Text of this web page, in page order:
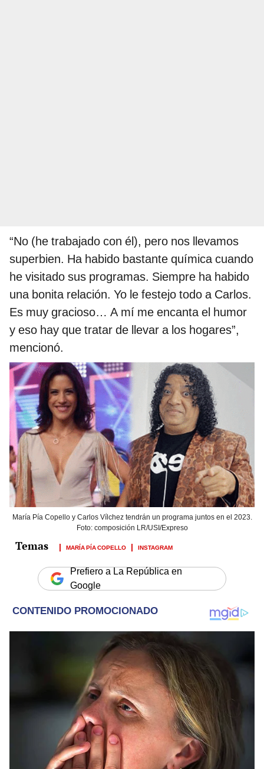
“No (he trabajado con él), pero nos llevamos
superbien. Ha habido bastante química cuando
he visitado sus programas. Siempre ha habido
una bonita relación. Yo le festejo todo a Carlos.
Es muy gracioso… A mí me encanta el humor
y eso hay que tratar de llevar a los hogares”,
mencionó.
María Pía Copello y Carlos Vílchez tendrán un programa juntos en el 2023.
Foto: composición LR/USI/Expreso
MARÍA PÍA COPELLO INSTAGRAM
Prefiero a La República en
Google